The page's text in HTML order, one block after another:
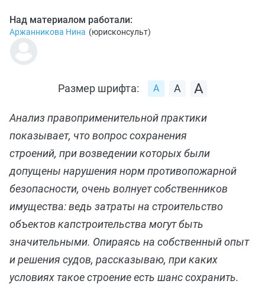
Над материалом работали:
Аржанникова Нина (юрисконсульт)
Размер шрифта:
Анализ правоприменительной практики
показывает, что вопрос сохранения
строений, при возведении которых были
допущены нарушения норм противопожарной
безопасности, очень волнует собственников
имущества: ведь затраты на строительство
объектов капстроительства могут быть
значительными. Опираясь на собственный опыт
и решения судов, рассказываю, при каких
условиях такое строение есть шанс сохранить.